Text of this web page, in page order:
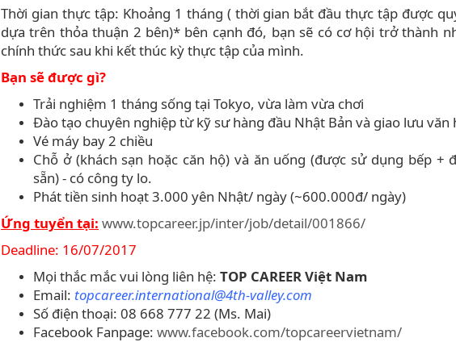
Thời gian thực tập: Khoảng 1 tháng ( thời gian bắt đầu thực tập được
dựa trên thỏa thuận 2 bên)* bên cạnh đó, bạn sẽ có cơ hội trở thành
chính thức sau khi kết thúc kỳ thực tập của mình.
Bạn sẽ được gì?
Trải nghiệm 1 tháng sống tại Tokyo, vừa làm vừa chơi
Đào tạo chuyên nghiệp từ kỹ sư hàng đầu Nhật Bản và giao lưu văn
Vé máy bay 2 chiều
Chỗ ở (khách sạn hoặc căn hộ) và ăn uống (được sử dụng bếp +
sẵn) - có công ty lo.
Phát tiền sinh hoạt 3.000 yên Nhật/ ngày (~600.000đ/ ngày)
Ứng tuyển tại: www.topcareer.jp/inter/job/detail/001866/
Deadline: 16/07/2017
Mọi thắc mắc vui lòng liên hệ: TOP CAREER Việt Nam
Email: topcareer.international@4th-valley.com
Số điện thoại: 08 668 777 22 (Ms. Mai)
Facebook Fanpage: www.facebook.com/topcareervietnam/